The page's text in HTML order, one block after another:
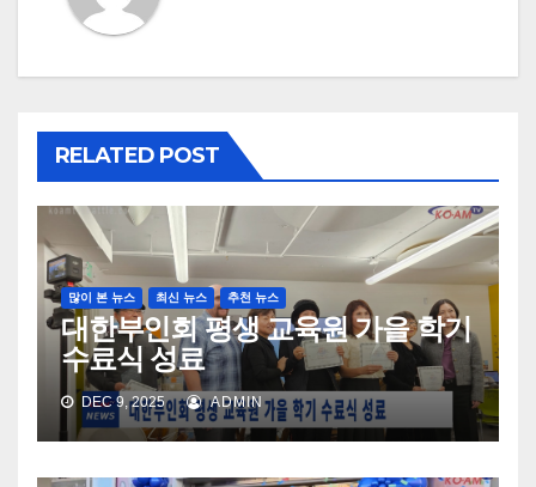
RELATED POST
많이 본 뉴스 최신 뉴스 추천 뉴스
대한부인회 평생 교육원 가을 학기
수료식 성료
DEC 9, 2025 ADMIN